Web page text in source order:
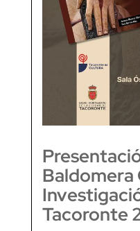
Baldomera
Tacoronte